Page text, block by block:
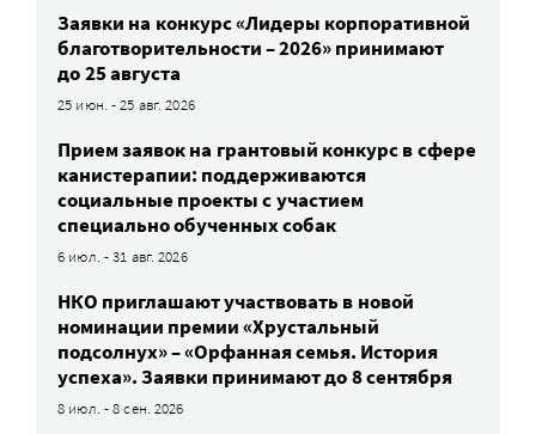
Заявки на конкурс «Лидеры корпоративной
благотворительности – 2026» принимают
до 25 августа
25 июн. - 25 авг. 2026
Прием заявок на грантовый конкурс в сфере
канистерапии: поддерживаются
социальные проекты с участием
специально обученных собак
6 июл. - 31 авг. 2026
НКО приглашают участвовать в новой
номинации премии «Хрустальный
подсолнух» – «Орфанная семья. История
успеха». Заявки принимают до 8 сентября
8 июл. - 8 сен. 2026